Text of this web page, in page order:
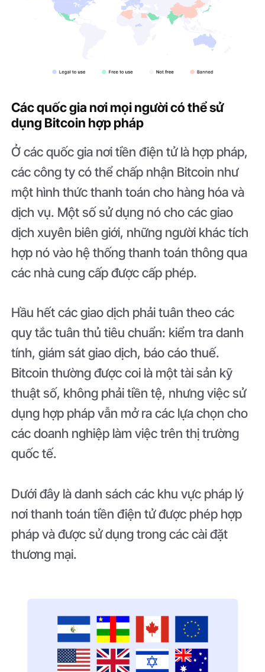
Các quốc gia nơi mọi người có thể sử
dụng Bitcoin hợp pháp
Ở các quốc gia nơi tiền điện tử là hợp pháp,
các công ty có thể chấp nhận Bitcoin như
một hình thức thanh toán cho hàng hóa và
dịch vụ. Một số sử dụng nó cho các giao
dịch xuyên biên giới, những người khác tích
hợp nó vào hệ thống thanh toán thông qua
các nhà cung cấp được cấp phép.
Hầu hết các giao dịch phải tuân theo các
quy tắc tuân thủ tiêu chuẩn: kiểm tra danh
tính, giám sát giao dịch, báo cáo thuế.
Bitcoin thường được coi là một tài sản kỹ
thuật số, không phải tiền tệ, nhưng việc sử
dụng hợp pháp vẫn mở ra các lựa chọn cho
các doanh nghiệp làm việc trên thị trường
quốc tế.
Dưới đây là danh sách các khu vực pháp lý
nơi thanh toán tiền điện tử được phép hợp
pháp và được sử dụng trong các cài đặt
thương mại.